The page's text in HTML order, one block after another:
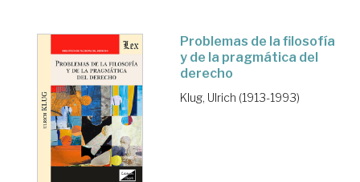
Problemas de la filosofía
y de la pragmática del
derecho
Klug, Ulrich (1913-1993)